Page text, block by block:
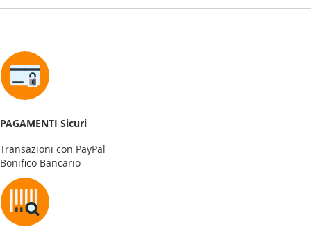
PAGAMENTI Sicuri
Transazioni con PayPal
Bonifico Bancario